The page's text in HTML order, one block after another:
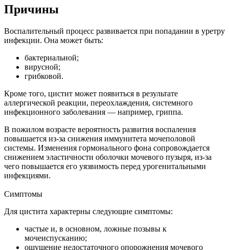
Причины
Воспалительный процесс развивается при попадании в уретру
инфекции. Она может быть:
бактериальной;
вирусной;
грибковой.
Кроме того, цистит может появиться в результате
аллергической реакции, переохлаждения, системного
инфекционного заболевания — например, гриппа.
В пожилом возрасте вероятность развития воспаления
повышается из-за снижения иммунитета мочеполовой
системы. Изменения гормонального фона сопровождается
снижением эластичности оболочки мочевого пузыря, из-за
чего повышается его уязвимость перед урогенитальными
инфекциями.
Симптомы
Для цистита характерны следующие симптомы:
частые и, в основном, ложные позывы к
мочеиспусканию;
ощущение недостаточного опорожнения мочевого